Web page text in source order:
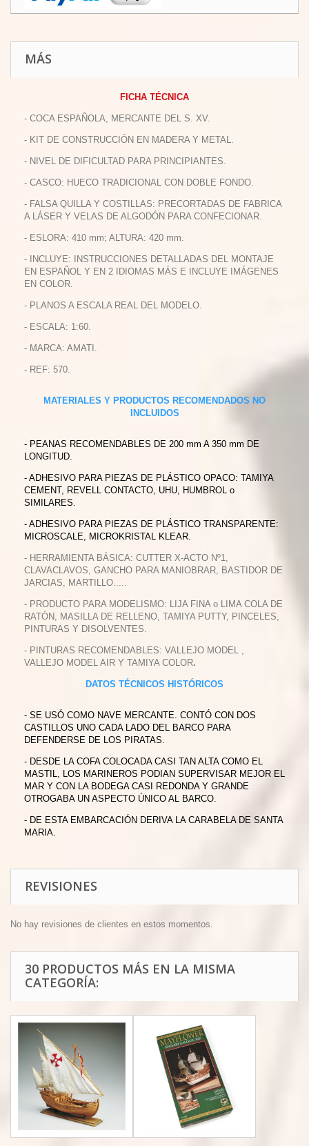
MÁS
FICHA TÉCNICA
- COCA ESPAÑOLA, MERCANTE DEL S. XV.
- KIT DE CONSTRUCCIÓN EN MADERA Y METAL.
- NIVEL DE DIFICULTAD PARA PRINCIPIANTES.
- CASCO: HUECO TRADICIONAL CON DOBLE FONDO.
- FALSA QUILLA Y COSTILLAS: PRECORTADAS DE FABRICA
A LÁSER Y VELAS DE ALGODÓN PARA CONFECIONAR.
- ESLORA: 410 mm; ALTURA: 420 mm.
- INCLUYE: INSTRUCCIONES DETALLADAS DEL MONTAJE
EN ESPAÑOL Y EN 2 IDIOMAS MÁS E INCLUYE IMÁGENES
EN COLOR.
- PLANOS A ESCALA REAL DEL MODELO.
- ESCALA: 1:60.
- MARCA: AMATI.
- REF: 570.
MATERIALES Y PRODUCTOS RECOMENDADOS NO
INCLUIDOS
- PEANAS RECOMENDABLES DE 200 mm A 350 mm DE
LONGITUD.
- ADHESIVO PARA PIEZAS DE PLÁSTICO OPACO: TAMIYA
CEMENT, REVELL CONTACTO, UHU, HUMBROL o
SIMILARES.
- ADHESIVO PARA PIEZAS DE PLÁSTICO TRANSPARENTE:
MICROSCALE, MICROKRISTAL KLEAR.
- HERRAMIENTA BÁSICA: CUTTER X-ACTO Nº1,
CLAVACLAVOS, GANCHO PARA MANIOBRAR, BASTIDOR DE
JARCIAS, MARTILLO.....
- PRODUCTO PARA MODELISMO: LIJA FINA o LIMA COLA DE
RATÓN, MASILLA DE RELLENO, TAMIYA PUTTY, PINCELES,
PINTURAS Y DISOLVENTES.
- PINTURAS RECOMENDABLES: VALLEJO MODEL ,
VALLEJO MODEL AIR Y TAMIYA COLOR.
DATOS TÉCNICOS HISTÓRICOS
- SE USÓ COMO NAVE MERCANTE. CONTÓ CON DOS
CASTILLOS UNO CADA LADO DEL BARCO PARA
DEFENDERSE DE LOS PIRATAS.
- DESDE LA COFA COLOCADA CASI TAN ALTA COMO EL
MASTIL, LOS MARINEROS PODIAN SUPERVISAR MEJOR EL
MAR Y CON LA BODEGA CASI REDONDA Y GRANDE
OTROGABA UN ASPECTO ÚNICO AL BARCO.
- DE ESTA EMBARCACIÓN DERIVA LA CARABELA DE SANTA
MARIA.
REVISIONES
No hay revisiones de clientes en estos momentos.
30 PRODUCTOS MÁS EN LA MISMA
CATEGORÍA: